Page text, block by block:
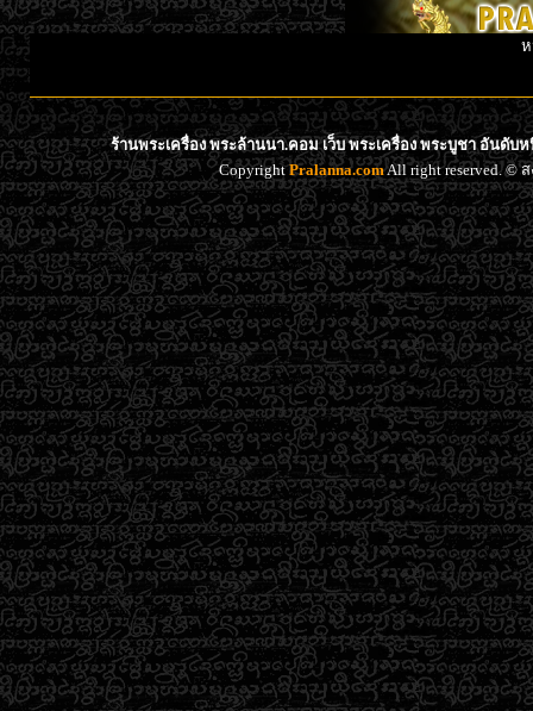
ร้านพระเครื่อง พระล้านนา.คอม เว็บ พระเครื่อง พระบูชา อันดับ
CopyrightPralanna.comAll right reserved. ©